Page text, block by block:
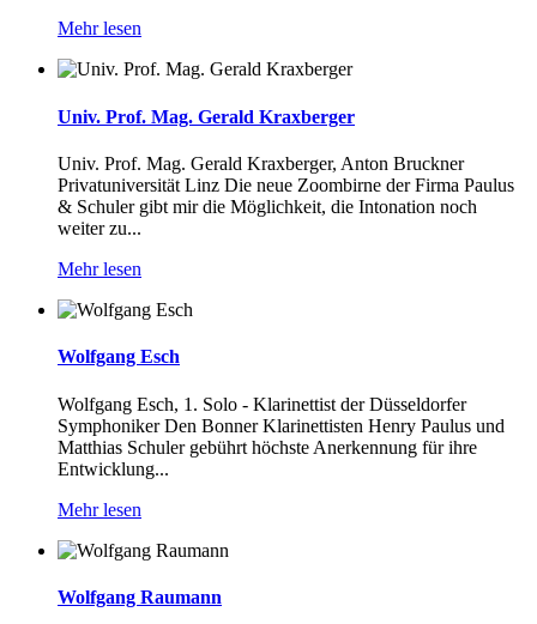
Mehr lesen
Univ. Prof. Mag. Gerald Kraxberger
Univ. Prof. Mag. Gerald Kraxberger, Anton Bruckner
Privatuniversität Linz Die neue Zoombirne der Firma Paulus
& Schuler gibt mir die Möglichkeit, die Intonation noch
weiter zu...
Mehr lesen
Wolfgang Esch
Wolfgang Esch, 1. Solo - Klarinettist der Düsseldorfer
Symphoniker Den Bonner Klarinettisten Henry Paulus und
Matthias Schuler gebührt höchste Anerkennung für ihre
Entwicklung...
Mehr lesen
Wolfgang Raumann